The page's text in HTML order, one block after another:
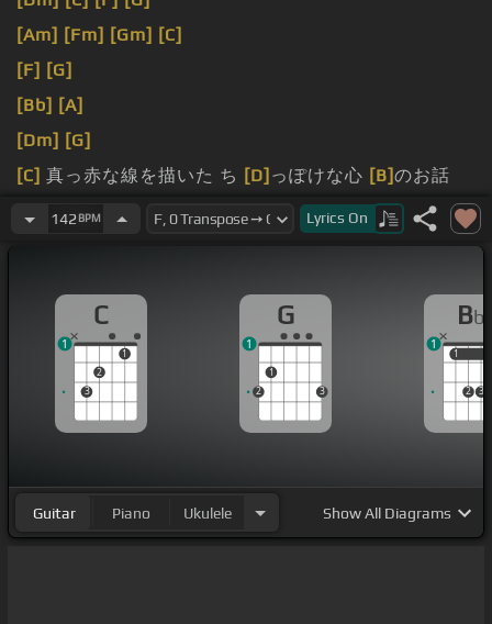
[Am] [Fm] [Gm] [C]
[F] [G]
[Bb] [A]
[Dm] [G]
[C] 真っ赤な線を描いた ち [D] っぽけな心 [B]のお話
僕らの 未来は どこに向か[G]って光るの
142 BPM Lyrics On
C
3
2
1
1
G
2
1
3
1
Bb
1
2 3
1
1
Guitar Piano Ukulele ShowAll Diagrams